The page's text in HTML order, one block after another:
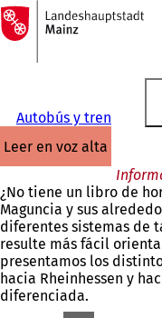
Saltar al contenido
A
la
página
Autobús y tren
leer en voz alta
¿No tiene un libro de
Maguncia y sus
diferentes sistemas de
resulte más fácil
presentamos los
hacia Rheinhessen y
diferenciada.